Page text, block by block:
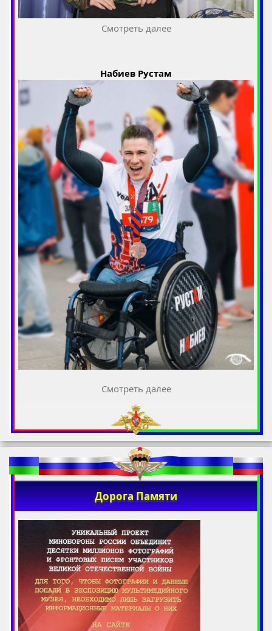
Смотреть далее
Набиев Рустам
Смотреть далее
Дорога Памяти